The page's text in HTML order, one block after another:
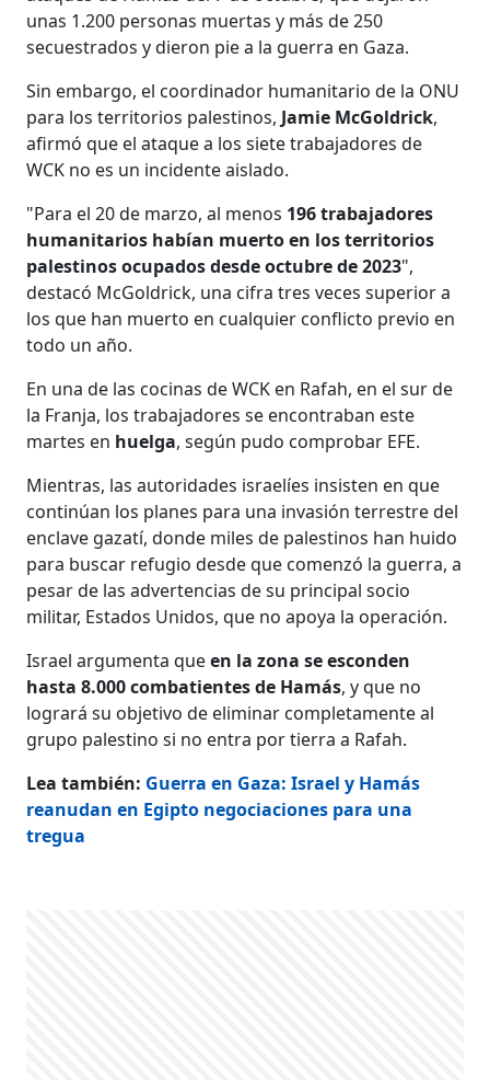
unas 1.200 personas muertas y más de 250
secuestrados y dieron pie a la guerra en Gaza.
Sin embargo, el coordinador humanitario de la ONU
para los territorios palestinos, Jamie McGoldrick,
afirmó que el ataque a los siete trabajadores de
WCK no es un incidente aislado.
"Para el 20 de marzo, al menos 196 trabajadores
humanitarios habían muerto en los territorios
palestinos ocupados desde octubre de 2023",
destacó McGoldrick, una cifra tres veces superior a
los que han muerto en cualquier conflicto previo en
todo un año.
En una de las cocinas de WCK en Rafah, en el sur de
la Franja, los trabajadores se encontraban este
martes en huelga, según pudo comprobar EFE.
Mientras, las autoridades israelíes insisten en que
continúan los planes para una invasión terrestre del
enclave gazatí, donde miles de palestinos han huido
para buscar refugio desde que comenzó la guerra, a
pesar de las advertencias de su principal socio
militar, Estados Unidos, que no apoya la operación.
Israel argumenta queen la zona se esconden
hasta 8.000 combatientes de Hamás, y que no
logrará su objetivo de eliminar completamente al
grupo palestino si no entra por tierra a Rafah.
Lea también: Guerra en Gaza: Israel y Hamás
reanudan en Egipto negociaciones para una
tregua